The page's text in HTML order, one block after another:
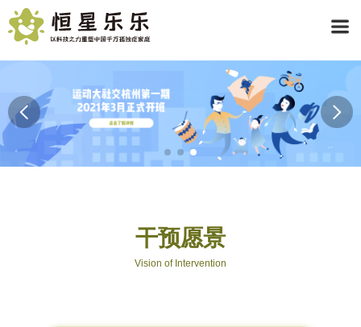
干预愿景
Vision of Intervention